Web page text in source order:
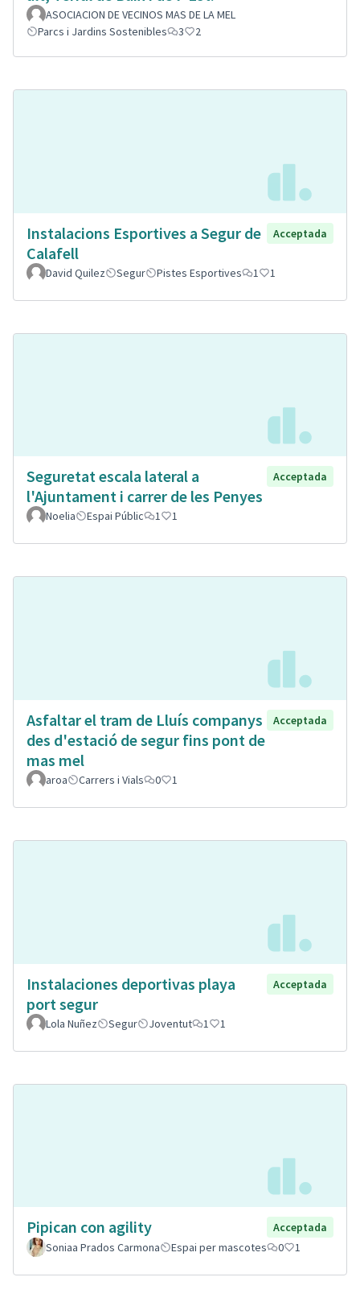
ASOCIACION DE VECINOS MAS DE LA MEL
Parcs i Jardins Sostenibles
3 2
Instalacions Esportives a Segur de
Calafell
Acceptada
David Quilez Segur Pistes Esportives 1 1
Seguretat escala lateral a
l'Ajuntament i carrer de les Penyes
Acceptada
Noelia Espai Públic 1 1
Asfaltar el tram de Lluís companys
des d'estació de segur fins pont de
mas mel
Acceptada
aroa Carrers i Vials 0 1
Instalaciones deportivas playa
port segur
Acceptada
Lola Nuñez Segur Joventut 1 1
Pipican con agility
Acceptada
Soniaa Prados Carmona
Espai per mascotes 0 1